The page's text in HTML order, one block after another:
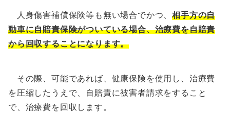
人身傷害補償保険等も無い場合でかつ、相手方の自
動車に自賠責保険がついている場合、治療費を自賠責
から回収することになります。
その際、可能であれば、健康保険を使用し、治療費
を圧縮したうえで、自賠責に被害者請求をすること
で、治療費を回収します。